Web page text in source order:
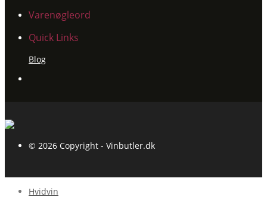
Varenøgleord
Quick Links
Blog
© 2026 Copyright - Vinbutler.dk
Hvidvin